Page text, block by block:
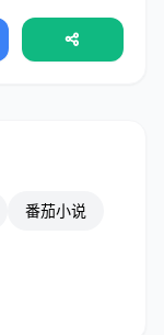
番茄小说